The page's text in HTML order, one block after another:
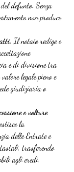
defunto. Senza
non produce
Il notaio redige e
e di divisione tra
legale pieno e
giudiziaria o
e volture
la
delle Entrate e
trasferendo
agli eredi.